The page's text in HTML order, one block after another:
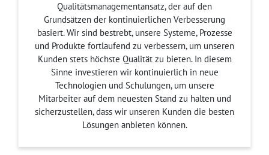
Qualitätsmanagementansatz, der auf den
Grundsätzen der kontinuierlichen Verbesserung
basiert. Wir sind bestrebt, unsere Systeme, Prozesse
und Produkte fortlaufend zu verbessern, um unseren
Kunden stets höchste Qualität zu bieten. In diesem
Sinne investieren wir kontinuierlich in neue
Technologien und Schulungen, um unsere
Mitarbeiter auf dem neuesten Stand zu halten und
sicherzustellen, dass wir unseren Kunden die besten
Lösungen anbieten können.